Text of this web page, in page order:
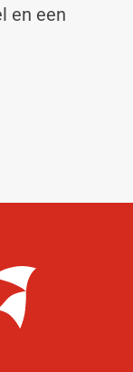
en een